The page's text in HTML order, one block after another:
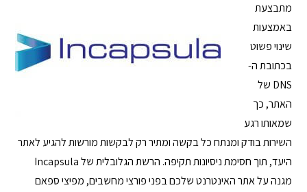
מתבצעת
באמצעות
שינוי פשוט
בכתובת ה-
DNS של
האתר, כך
שמאותו רגע
השירות בודק ומנתח כל בקשה ומתיר רק לבקשות מורשות להגיע לאתר
היעד, תוך חסימת ניסיונות תקיפה. הרשת הגלובלית של Incapsula
מגנה על אתר האינטרנט שלכם בפני פורצי מחשבים, מפיצי ספאם